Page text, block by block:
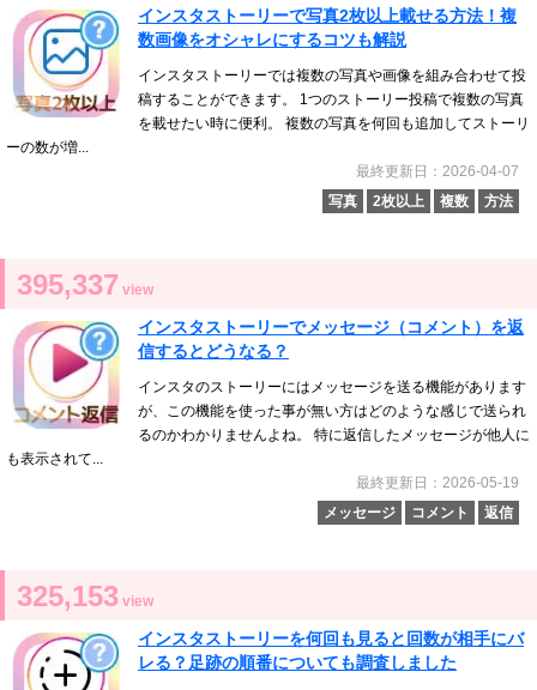
インスタストーリーで写真2枚以上載せる方法！複
数画像をオシャレにするコツも解説
インスタストーリーでは複数の写真や画像を組み合わせて投
稿することができます。 1つのストーリー投稿で複数の写真
を載せたい時に便利。 複数の写真を何回も追加してストーリ
ーの数が増...
最終更新日：2026-04-07
写真
2枚以上 複数 方法
395,337 view
インスタストーリーでメッセージ（コメント）を返
信するとどうなる？
インスタのストーリーにはメッセージを送る機能があります
が、この機能を使った事が無い方はどのような感じで送られ
るのかわかりませんよね。 特に返信したメッセージが他人に
も表示されて...
最終更新日：2026-05-19
メッセージ
コメント 返信
325,153 view
インスタストーリーを何回も見ると回数が相手にバ
レる？足跡の順番についても調査しました